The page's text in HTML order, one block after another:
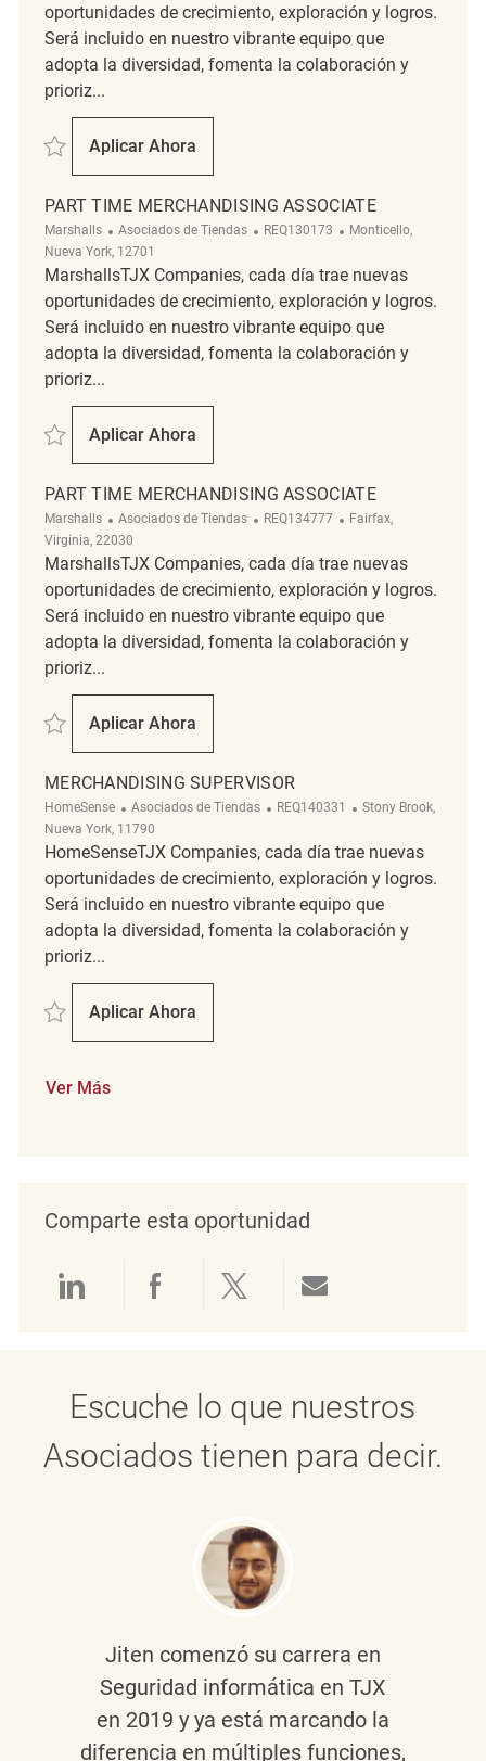
oportunidades de crecimiento, exploración y logros.
Será incluido en nuestro vibrante equipo que
adopta la diversidad, fomenta la colaboración y
prioriz...
Salvar merchandising / Cashier REQ117884
Aplicar Ahora
Merchandising / Cashier
PART TIME MERCHANDISING ASSOCIATE
Marshalls Categoría
Asociados de Tiendas ReqId
REQ130173 Ubicación
Monticello,
Nueva York, 12701
MarshallsTJX Companies, cada día trae nuevas
oportunidades de crecimiento, exploración y logros.
Será incluido en nuestro vibrante equipo que
adopta la diversidad, fomenta la colaboración y
prioriz...
Salvar part time merchandising associate REQ130173
Aplicar Ahora
Part Time Merchandising Associate
PART TIME MERCHANDISING ASSOCIATE
Marshalls Categoría
Asociados de Tiendas ReqId
REQ134777 Ubicación
Fairfax,
Virginia, 22030
MarshallsTJX Companies, cada día trae nuevas
oportunidades de crecimiento, exploración y logros.
Será incluido en nuestro vibrante equipo que
adopta la diversidad, fomenta la colaboración y
prioriz...
Salvar Part time Merchandising Associate REQ134777
Aplicar Ahora
Part Time Merchandising Associate
MERCHANDISING SUPERVISOR
HomeSense Categoría
Asociados de Tiendas ReqId
REQ140331 Ubicación
Stony Brook,
Nueva York, 11790
HomeSenseTJX Companies, cada día trae nuevas
oportunidades de crecimiento, exploración y logros.
Será incluido en nuestro vibrante equipo que
adopta la diversidad, fomenta la colaboración y
prioriz...
Salvar Merchandising Supervisor REQ140331
Aplicar Ahora
Merchandising Supervisor
Ver Más
Comparte esta oportunidad
Compartir a través de LinkedIn
Compartir a través de
Compartir a través
Escuche lo que nuestros
Asociados tienen para decir.
Jiten comenzó su carrera en
Seguridad informática en TJX
en 2019 y ya está marcando la
diferencia en múltiples funciones,